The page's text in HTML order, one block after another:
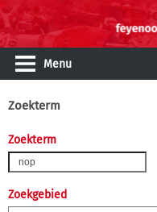
Menu
Zoekterm
Zoekterm
Zoekgebied